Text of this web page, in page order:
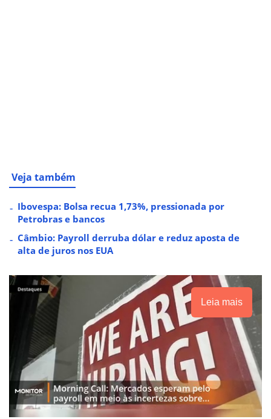
Veja também
Ibovespa: Bolsa recua 1,73%, pressionada por
Petrobras e bancos
Câmbio: Payroll derruba dólar e reduz aposta de
alta de juros nos EUA
Leia mais